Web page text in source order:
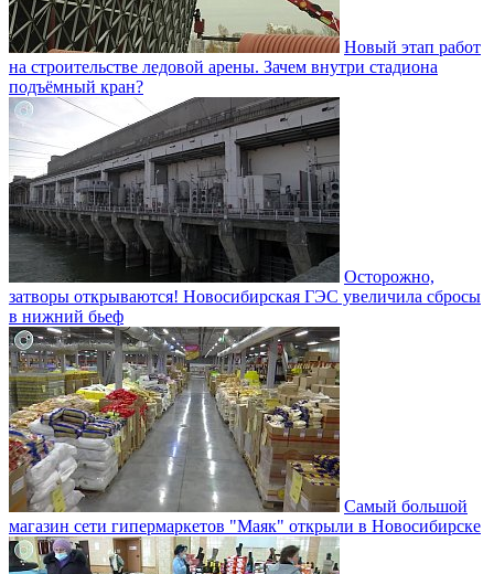
Новый этап работ
на строительстве ледовой арены. Зачем внутри стадиона
подъёмный кран?
Осторожно,
затворы открываются! Новосибирская ГЭС увеличила сбросы
в нижний бьеф
Самый большой
магазин сети гипермаркетов "Маяк" открыли в Новосибирске